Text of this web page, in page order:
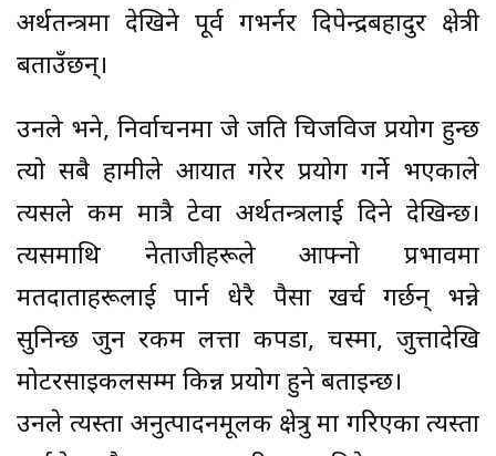
अर्थतन्त्रमा देखिने पूर्व गभर्नर दिपेन्द्रबहादुर क्षेत्री
बताउँछन्।
उनले भने, निर्वाचनमा जे जति चिजविज प्रयोग हुन्छ
त्यो सबै हामीले आयात गरेर प्रयोग गर्ने भएकाले
त्यसले कम मात्रै टेवा अर्थतन्त्रलाई दिने देखिन्छ।
त्यसमाथि नेताजीहरूले आफ्नो प्रभावमा
मतदाताहरूलाई पार्न धेरै पैसा खर्च गर्छन् भन्ने
सुनिन्छ जुन रकम लत्ता कपडा, चस्मा, जुत्तादेखि
मोटरसाइकलसम्म किन्न प्रयोग हुने बताइन्छ।
उनले त्यस्ता अनुत्पादनमूलक क्षेत्रु मा गरिएका त्यस्ता